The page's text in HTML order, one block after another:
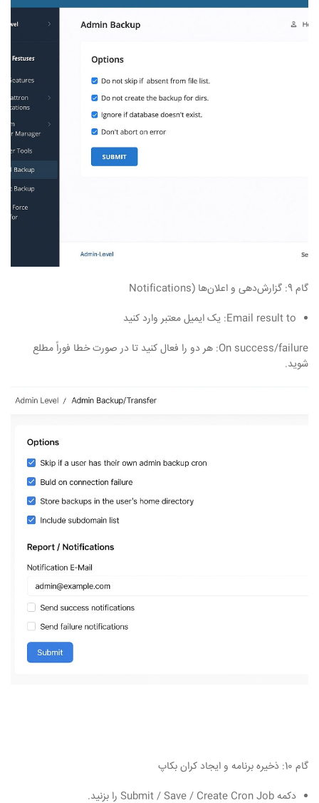
گام 9: گزارش‌دهی و اعلان‌ها (Notifications
Email result to: یک ایمیل معتبر وارد کنید
On success/failure: هر دو را فعال کنید تا در صورت خطا فوراً مطلع
شوید.
گام 10: ذخیره برنامه و ایجاد کران بکاپ
دکمه Submit / Save / Create Cron Job را بزنید.